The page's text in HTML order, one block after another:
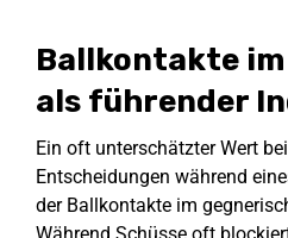
Ballkontakte
als führender
Ein oft unterschätzter Wert
Entscheidungen während
der Ballkontakte im